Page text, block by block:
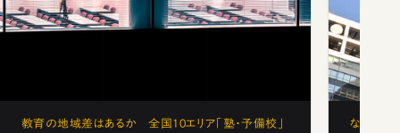
教育の地域差はあるか 全国10エリア「塾・予備校」 なぜ「フ